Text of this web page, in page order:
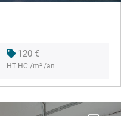
120 €
HT HC /m² /an